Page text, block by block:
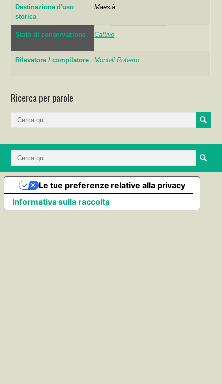
Destinazione d'uso
storica
Maestà
Stato di conservazione Cattivo
Rilevatore / compilatore Montali Roberto
Ricerca per parole
Informativa sulla raccolta
Le tue preferenze relative alla privacy